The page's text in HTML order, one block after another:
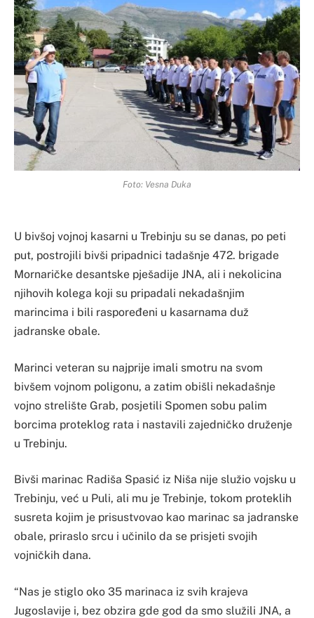
Foto: Vesna Duka
U bivšoj vojnoj kasarni u Trebinju su se danas, po peti
put, postrojili bivši pripadnici tadašnje 472. brigade
Mornaričke desantske pješadije JNA, ali i nekolicina
njihovih kolega koji su pripadali nekadašnjim
marincima i bili raspoređeni u kasarnama duž
jadranske obale.
Marinci veteran su najprije imali smotru na svom
bivšem vojnom poligonu, a zatim obišli nekadašnje
vojno strelište Grab, posjetili Spomen sobu palim
borcima proteklog rata i nastavili zajedničko druženje
u Trebinju.
Bivši marinac Radiša Spasić iz Niša nije služio vojsku u
Trebinju, već u Puli, ali mu je Trebinje, tokom proteklih
susreta kojim je prisustvovao kao marinac sa jadranske
obale, priraslo srcu i učinilo da se prisjeti svojih
vojničkih dana.
“Nas je stiglo oko 35 marinaca iz svih krajeva
Jugoslavije i, bez obzira gde god da smo služili JNA, a